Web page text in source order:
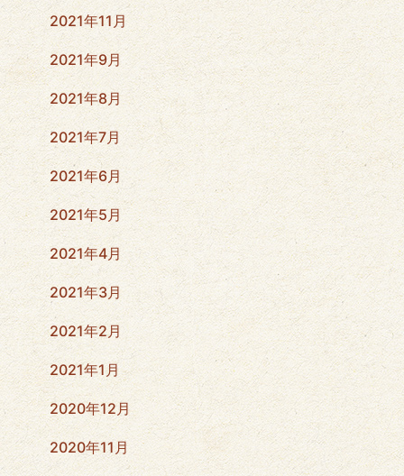
2021年11月
2021年9月
2021年8月
2021年7月
2021年6月
2021年5月
2021年4月
2021年3月
2021年2月
2021年1月
2020年12月
2020年11月